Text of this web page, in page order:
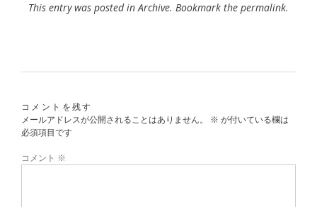
This entry was posted inArchive. Bookmark the permalink.
コメントを残す
メールアドレスが公開されることはありません。
※ が付いている欄は
必須項目です
コメント ※